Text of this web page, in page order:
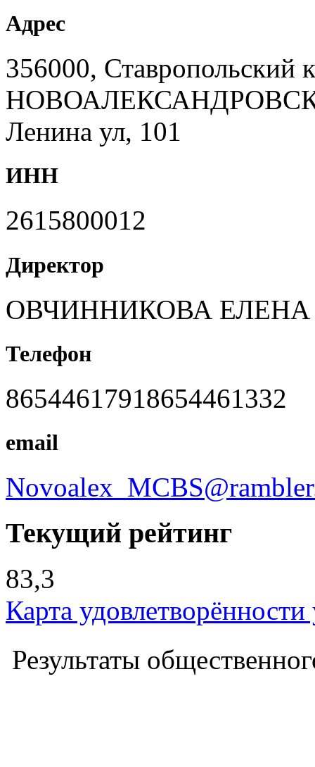
Адрес
356000, Ставропольский
Ленина ул, 101
ИНН
2615800012
Директор
ОВЧИННИКОВА
Телефон
86544617918654461332
email
Текущий рейтинг
83,3
Карта
Результаты